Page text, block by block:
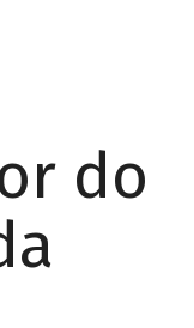
do